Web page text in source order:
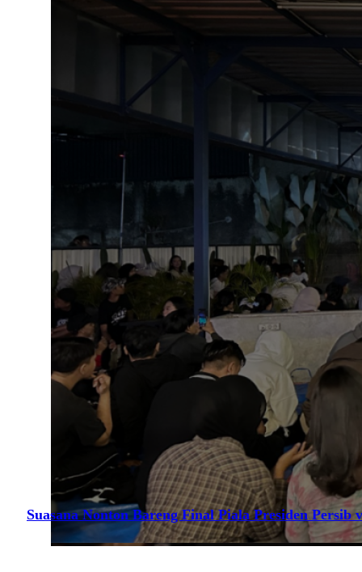
Suasana Nonton Bareng Final Piala Presiden Persib